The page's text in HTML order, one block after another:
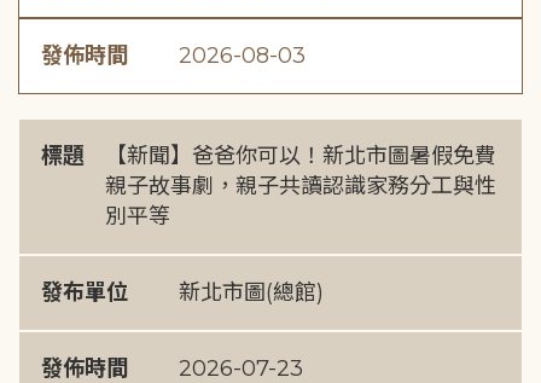
發佈時間 2026-08-03
標題
【新聞】爸爸你可以！新北市圖暑假免費
親子故事劇，親子共讀認識家務分工與性
別平等
發布單位 新北市圖(總館)
發佈時間 2026-07-23